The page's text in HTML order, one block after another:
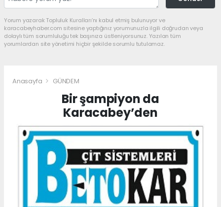
Yorum yazarak Topluluk Kuralları’nı kabul etmiş bulunuyor ve
karacabeyhaber.com sitesine yaptığınız yorumunuzla ilgili doğrudan veya
dolaylı tüm sorumluluğu tek başınıza üstleniyorsunuz. Yazılan tüm
yorumlardan site yönetimi hiçbir şekilde sorumlu tutulamaz.
Anasayfa GÜNDEM
Bir şampiyon da
Karacabey’den